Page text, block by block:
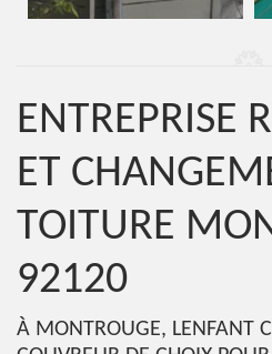
ENTREPRISE
ET
TOITURE
92120
À MONTROUGE, LENFANT